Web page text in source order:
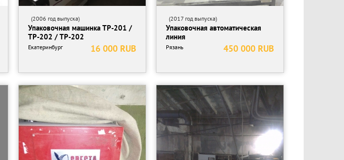
(2006 год выпуска)
Упаковочная машинка ТР-201 /
ТР-202 / ТР-202
16 000 RUB
Екатеринбург
(2017 год выпуска)
Упаковочная автоматическая
линия
450 000 RUB
Рязань